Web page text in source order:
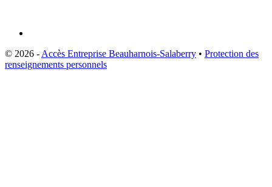
© 2026 - Accès Entreprise Beauharnois-Salaberry • Protection des
renseignements personnels